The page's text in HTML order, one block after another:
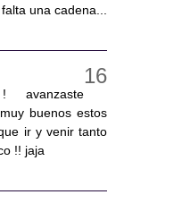
una cadena...
avanzaste
buenos estos
ir y venir tanto
!! jaja